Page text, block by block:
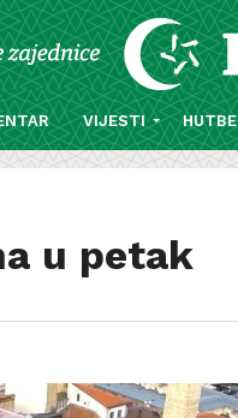
VIJESTI HUTBE
u petak